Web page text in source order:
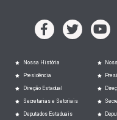
Nossa História
Presidência
Direção Estadual
Secretarias e Setoriais
Deputados Estaduais